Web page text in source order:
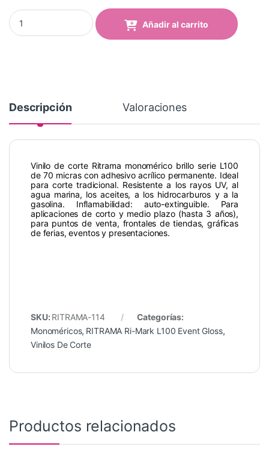
Vinilo RITRAMA Ri-Mark - 114 Butter Yellow quantity
Añadir al carrito
Descripción Valoraciones
Vinilo de corte Ritrama monomérico brillo serie L100
de 70 micras con adhesivo acrílico permanente. Ideal
para corte tradicional. Resistente a los rayos UV, al
agua marina, los aceites, a los hidrocarburos y a la
gasolina. Inflamabilidad: auto-extinguible. Para
aplicaciones de corto y medio plazo (hasta 3 años),
para puntos de venta, frontales de tiendas, gráficas
de ferias, eventos y presentaciones.
SKU: RITRAMA-114
Categorías:
Monoméricos, RITRAMA Ri-Mark L100 Event Gloss,
Vinilos De Corte
Productos relacionados